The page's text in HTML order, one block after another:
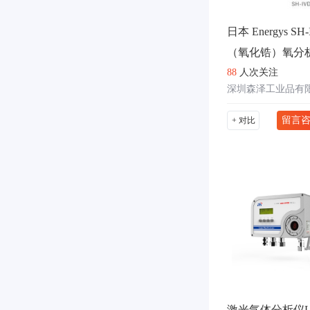
日本 Energys
（氧化锆）氧分
88 人次关注
深圳森泽工业品有
+ 对比 留言